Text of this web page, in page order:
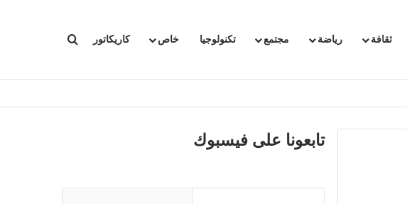
ثقافة رياضة مجتمع تكنولوجيا خاص كاريكاتور بحث عن
تابعونا على فيسبوك